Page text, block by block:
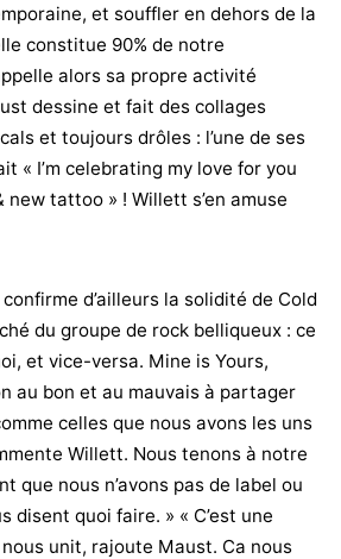
et souffler en dehors de la
constitue 90% de notre
alors sa propre activité
dessine et fait des collages
et toujours drôles : l’une de ses
« I’m celebrating my love for you
tattoo » ! Willett s’en amuse
d’ailleurs la solidité de Cold
du groupe de rock belliqueux : ce
et vice-versa. Mine is Yours,
au bon et au mauvais à partager
celles que nous avons les uns
Willett. Nous tenons à notre
que nous n’avons pas de label ou
disent quoi faire. » « C’est une
unit, rajoute Maust. Ca nous